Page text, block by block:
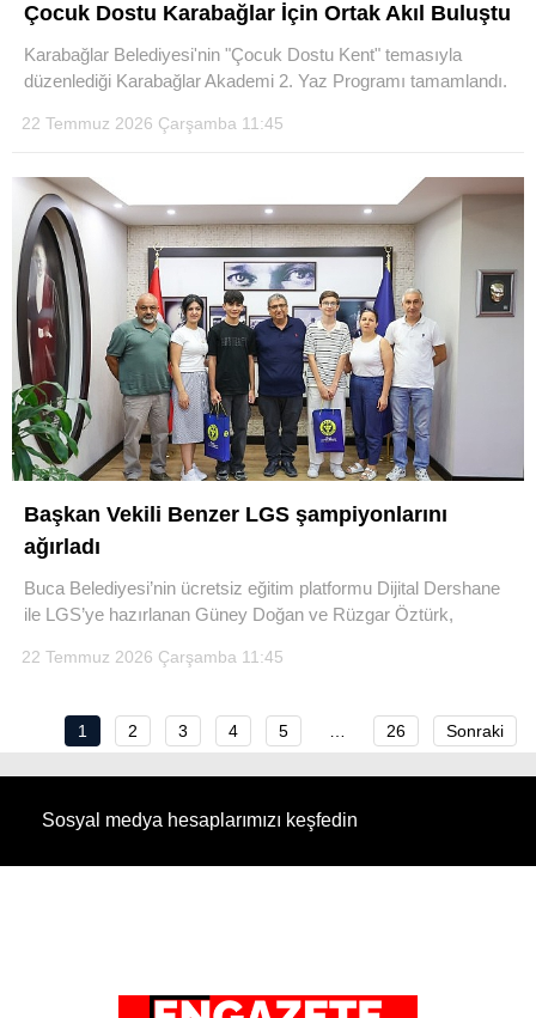
Çocuk Dostu Karabağlar İçin Ortak Akıl Buluştu
Karabağlar Belediyesi'nin "Çocuk Dostu Kent" temasıyla
düzenlediği Karabağlar Akademi 2. Yaz Programı tamamlandı.
22 Temmuz 2026 Çarşamba 11:45
Başkan Vekili Benzer LGS şampiyonlarını
ağırladı
Buca Belediyesi’nin ücretsiz eğitim platformu Dijital Dershane
ile LGS’ye hazırlanan Güney Doğan ve Rüzgar Öztürk,
22 Temmuz 2026 Çarşamba 11:45
1 2 3 4 5 26 Sonraki
Sosyal medya hesaplarımızı keşfedin